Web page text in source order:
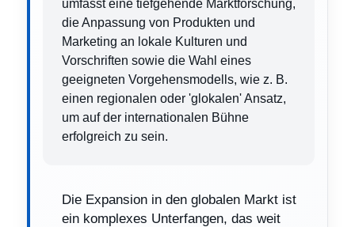
umfasst eine tiefgehende Marktforschung,
die Anpassung von Produkten und
Marketing an lokale Kulturen und
Vorschriften sowie die Wahl eines
geeigneten Vorgehensmodells, wie z. B.
einen regionalen oder 'glokalen' Ansatz,
um auf der internationalen Bühne
erfolgreich zu sein.
Die Expansion in den globalen Markt ist
ein komplexes Unterfangen, das weit